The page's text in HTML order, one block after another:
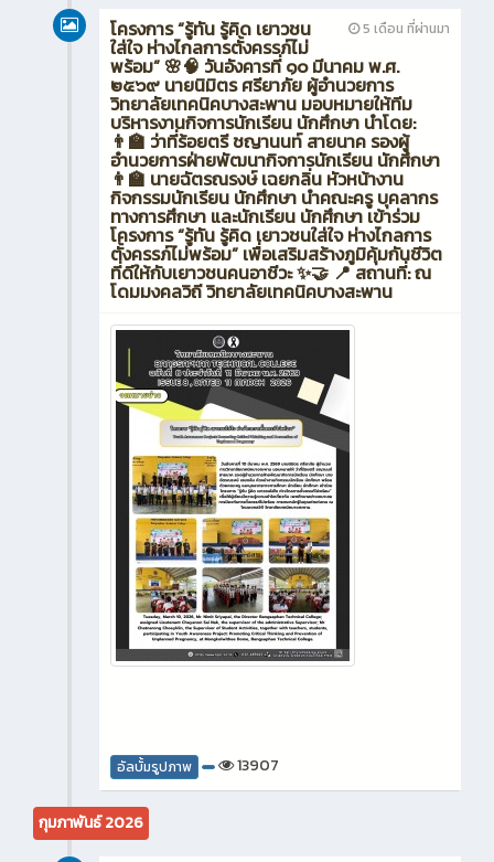
5 เดือน ที่ผ่านมา
โครงการ “รู้ทัน รู้คิด เยาวชน
ใส่ใจ ห่างไกลการตั้งครรภ์ไม่
พร้อม” 🌸🧠 วันอังคารที่ ๑๐ มีนาคม พ.ศ.
๒๕๖๙ นายนิมิตร ศรียาภัย ผู้อำนวยการ
วิทยาลัยเทคนิคบางสะพาน มอบหมายให้ทีม
บริหารงานกิจการนักเรียน นักศึกษา นำโดย:
👨‍🏫 ว่าที่ร้อยตรี ชญานนท์ สายนาค รองผู้
อำนวยการฝ่ายพัฒนากิจการนักเรียน นักศึกษา
👨‍🏫 นายฉัตรณรงษ์ เฉยกลิ่น หัวหน้างาน
กิจกรรมนักเรียน นักศึกษา นำคณะครู บุคลากร
ทางการศึกษา และนักเรียน นักศึกษา เข้าร่วม
โครงการ “รู้ทัน รู้คิด เยาวชนใส่ใจ ห่างไกลการ
ตั้งครรภ์ไม่พร้อม” เพื่อเสริมสร้างภูมิคุ้มกันชีวิต
ที่ดีให้กับเยาวชนคนอาชีวะ ✨🤝 📍 สถานที่: ณ
โดมมงคลวิถี วิทยาลัยเทคนิคบางสะพาน
อัลบั้มรูปภาพ 13907
กุมภาพันธ์ 2026